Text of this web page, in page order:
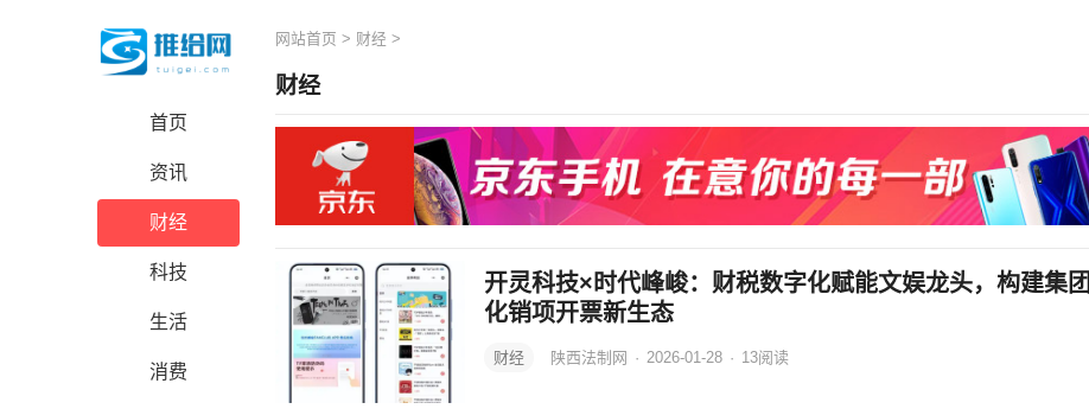
首页
资讯
财经
科技
生活
消费
网站首页 > 财经 >
财经
开灵科技×时代峰峻：财税数字化赋能文娱龙头，构建集团
化销项开票新生态
财经 陕西法制网 · 2026-01-28 · 13阅读